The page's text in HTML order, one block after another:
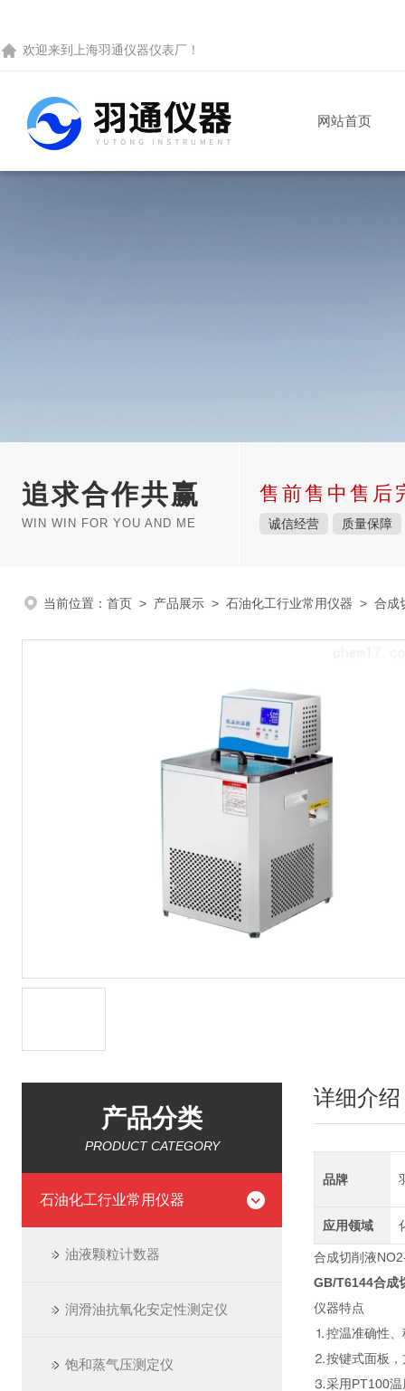
欢迎来到 上海羽通仪器仪表厂 ！
网站首页
追求合作共赢
WIN WIN FOR YOU AND ME
售前售中售后
诚信经营 质量保障
当前位置： 首页 > 产品展示 > 石油化工行业常用仪器 > 合成
产品分类
PRODUCT CATEGORY
石油化工行业常用仪器
油液颗粒计数器
润滑油抗氧化安定性测定仪
饱和蒸气压测定仪
详细介绍
品牌
应用领域
合成切削液
GB/T6144合成
仪器特点
⒈控温准确性、
⒉按键式面板，
⒊采用PT100温